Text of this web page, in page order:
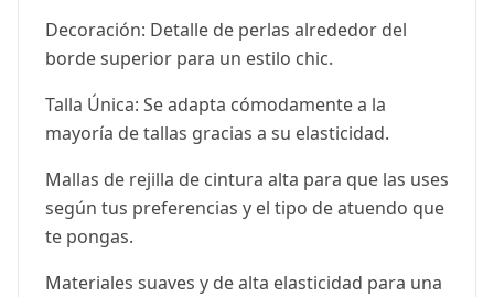
Decoración: Detalle de perlas alrededor del
borde superior para un estilo chic.
Talla Única: Se adapta cómodamente a la
mayoría de tallas gracias a su elasticidad.
Mallas de rejilla de cintura alta para que las uses
según tus preferencias y el tipo de atuendo que
te pongas.
Materiales suaves y de alta elasticidad para una